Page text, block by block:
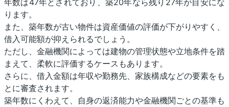
年数は47年とされており、築20年なら残り27年が目安にな
ります。
また、築年数が古い物件は資産価値の評価が下がりやすく、
借入可能額が抑えられるでしょう。
ただし、金融機関によっては建物の管理状態や立地条件を踏
まえて、柔軟に評価するケースもあります。
さらに、借入金額は年収や勤務先、家族構成などの要素をも
とに審査されます。
築年数にくわえて、自身の返済能力や金融機関ごとの基準も